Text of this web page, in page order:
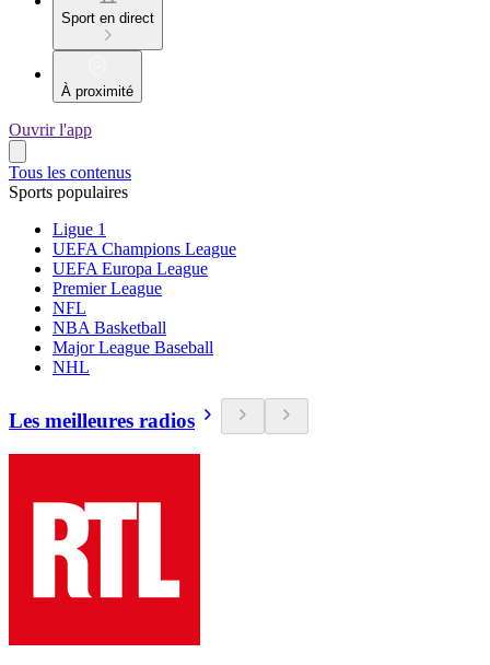
Sport en direct
À proximité
Ouvrir l'app
Tous les contenus
Sports populaires
Ligue 1
UEFA Champions League
UEFA Europa League
Premier League
NFL
NBA Basketball
Major League Baseball
NHL
Les meilleures radios